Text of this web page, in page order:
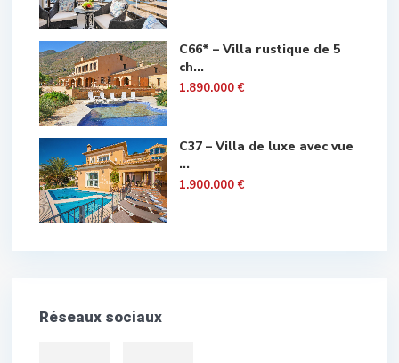
C66* – Villa rustique de 5
ch...
1.890.000 €
C37 – Villa de luxe avec vue
...
1.900.000 €
Réseaux sociaux